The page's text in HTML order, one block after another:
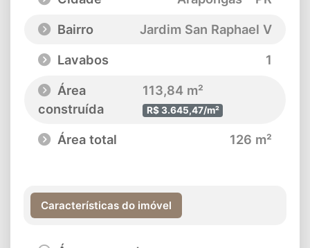
Bairro
Jardim San Raphael V
Lavabos
1
Área
construída
113,84 m²
R$ 3.645,47/m²
Área total 126 m²
Características do imóvel